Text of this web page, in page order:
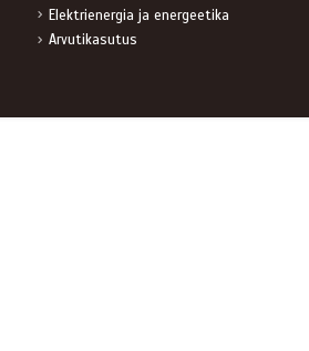
Elektrienergia ja energeetika
Arvutikasutus